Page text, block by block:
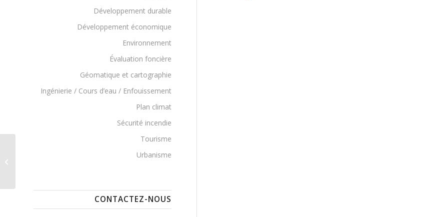
Développement durable
Développement économique
Environnement
Évaluation foncière
Géomatique et cartographie
Ingénierie / Cours d’eau / Enfouissement
Plan climat
Sécurité incendie
Tourisme
Urbanisme
CONTACTEZ-NOUS